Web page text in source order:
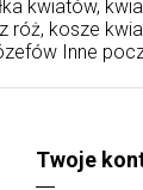
kwiatów,
róż, kosze
Inne
Twoje